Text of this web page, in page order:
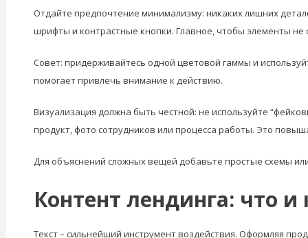
Отдайте предпочтение минимализму: никаких лишних
шрифты и контрастные кнопки. Главное, чтобы элементы
Совет: придерживайтесь одной цветовой гаммы и
помогает привлечь внимание к действию.
Визуализация должна быть честной: не используйте
продукт, фото сотрудников или процесса работы. Это
Для объяснений сложных вещей добавьте простые схемы
Контент лендинга: что и
Текст – сильнейший инструмент воздействия. Оформляя